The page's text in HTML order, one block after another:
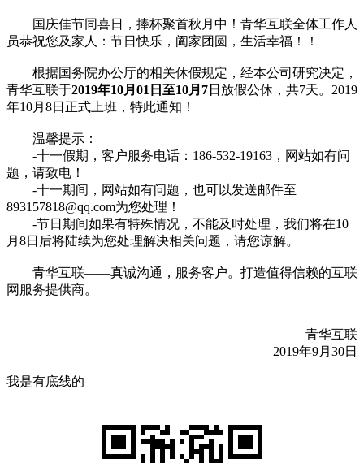
国庆佳节同喜日，捧杯聚首秋月中！青华互联全体工作人
员恭祝您及家人：节日快乐，阖家团圆，生活幸福！！
根据国务院办公厅的相关休假规定，经本公司研究决定，
青华互联于2019年10月01日至10月7日 放假公休，共7天。2019
年10月8日正式上班，特此通知！
温馨提示：
-十一假期，客户服务电话：186-532-19163，网站如有问
题，请致电！
-十一期间，网站如有问题，也可以发送邮件至
893157818@qq.com为您处理！
-节日期间如果有特殊情况，不能及时处理，我们将在10
月8日后将陆续为您处理解决相关问题，请您谅解。
青华互联——真诚沟通，服务客户。打造值得信赖的互联
网服务提供商。
青华互联
2019年9月30日
我是有底线的